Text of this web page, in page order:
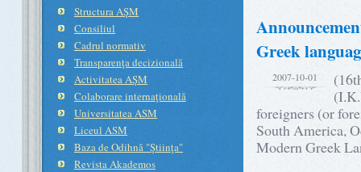
Structura AŞM
Consiliul
Cadrul normativ
Transparenţa decizională
Activitatea AŞM
Colaborare internaţională
Universitatea ASM
Liceul ASM
Baza de Odihnă "Ştiinţa"
Revista Akademos
Greek
2007-10-01
foreigners (or
South America,
Modern Greek